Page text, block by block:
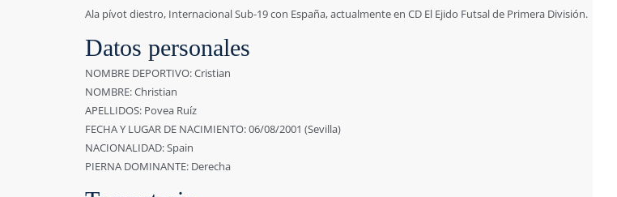
Ala pívot diestro, Internacional Sub-19 con España, actualmente en CD El Ejido Futsal de Primera División.
Datos personales
NOMBRE DEPORTIVO: Cristian
NOMBRE: Christian
APELLIDOS: Povea Ruíz
FECHA Y LUGAR DE NACIMIENTO: 06/08/2001 (Sevilla)
NACIONALIDAD: Spain
PIERNA DOMINANTE: Derecha